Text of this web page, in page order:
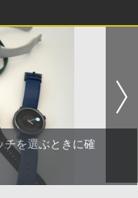
チを選ぶときに確